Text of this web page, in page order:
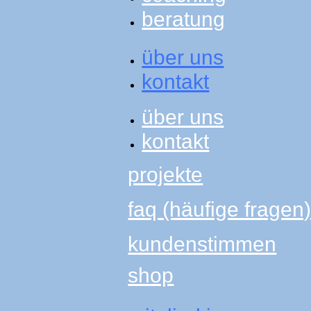
beratung
über uns
kontakt
über uns
kontakt
projekte
faq (häufige fragen)
kundenstimmen
shop